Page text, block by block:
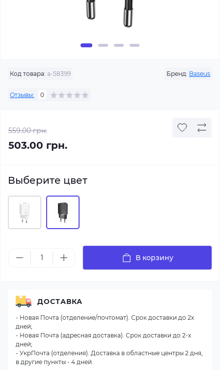
Код товара: a-58399 Бренд: Baseus
Отзывы: 0
559.00 грн.
503.00 грн.
Выберите цвет
В корзину
ДОСТАВКА
- Новая Почта (отделение/почтомат). Срок доставки до 2х
дней;
- Новая Почта (адресная доставка). Срок доставки до 2-х
дней;
- УкрПочта (отделения). Доставка в областные центры 2 дня,
в другие пункты - 4 дней.